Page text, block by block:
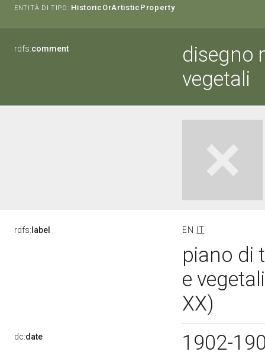
ENTITÀ DI TIPO: HistoricOrArtisticProperty
rdfs:comment
disegno
vegetali
rdfs: label EN IT
piano di
e
XX)
dc:date 1902-